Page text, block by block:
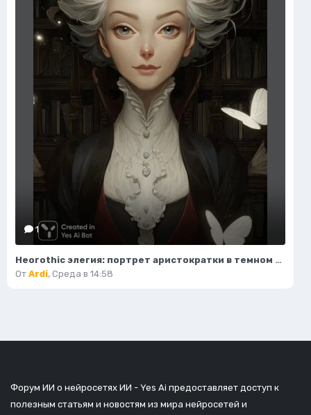
1
Неогothic элегия: портрет аристократки в темном величии библиотеки. Картинка из нейронной сети Миджорни
От Ardi, Среда в 14:58
Форум ИИ о нейросетях ИИ - Yes Ai предоставляет доступ к
полезным статьям и новостям из мира нейросетей и